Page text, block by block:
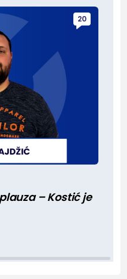
20
– Kostić je